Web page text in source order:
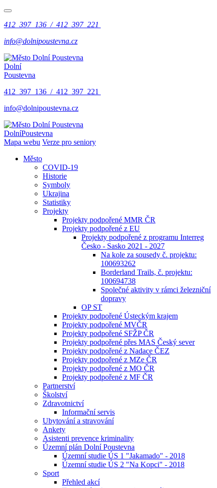
412 397 136 / 412 397 221
info@dolnipoustevna.cz
Dolní
Poustevna
412 397 136 / 412 397 221
info@dolnipoustevna.cz
DolníPoustevna
Mapa webu Verze pro seniory
Město
COVID-19
Historie
Symboly
Ukrajina
Statistiky
Projekty
Projekty podpořené MMR ČR
Projekty podpořené z EU
Projekty podpořené z programu Interreg
Česko - Sasko 2021 - 2027
Na kole za sousedy č. projektu:
100693262
Borderland Trails, č. projektu:
100694738
Společné aktivity v rámci železniční
dopravy
OP ST
Projekty podpořené Ústeckým krajem
Projekty podpořené MVČR
Projekty podpořené SFŽP ČR
Projekty podpořené přes MAS Český sever
Projekty podpořené z Nadace ČEZ
Projekty podpořené z MZe ČR
Projekty podpořené z MO ČR
Projekty podpořené z MF ČR
Partnerství
Školství
Zdravotnictví
Informační servis
Ubytování a stravování
Ankety
Asistenti prevence kriminality
Územní plán Dolní Poustevna
Územní studie ÚS 1 "Jakamado" - 2018
Územní studie ÚS 2 "Na Kopci" - 2018
Sport
Přehled akcí